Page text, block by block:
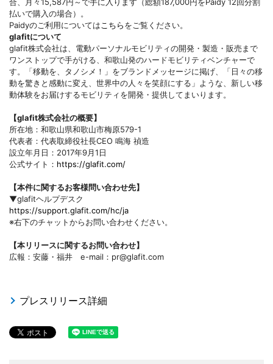
払いで購入の場合）。
Paidyのご利用については こちらをご覧ください。
glafitについて
glafit株式会社は、電動パーソナルモビリティの開発・製造・販売まで
ワンストップで手がける、和歌山発のハードモビリティベンチャーで
す。「移動を、タノシメ！」をブランドメッセージに掲げ、「日々の移
動を驚きと感動に変え、世界中の人々を笑顔にする」ような、新しい移
動体験をお届けするモビリティを開発・提供してまいります。
【glafit株式会社の概要】
所在地：和歌山県和歌山市梅原579-1
代表者：代表取締役社長CEO 鳴海 禎造
設立年月日：2017年9月1日
公式サイト： https://glafit.com/
【本件に関するお客様問い合わせ先】
▼glafitヘルプデスク
https://support.glafit.com/hc/ja
※右下のチャットからお問い合わせください。
【本リリースに関するお問い合わせ】
広報：安藤・福井 e-mail：pr@glafit.com
プレスリリース詳細